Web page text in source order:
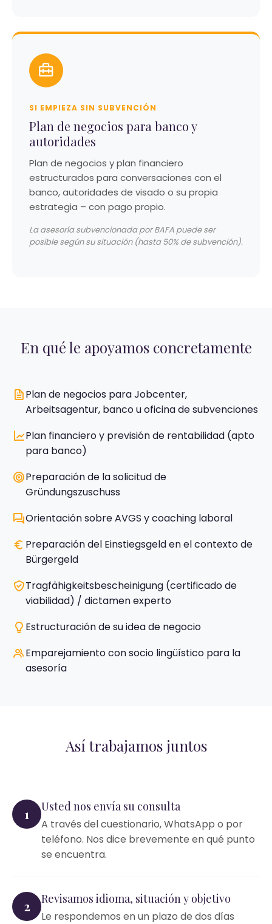
SI EMPIEZA SIN SUBVENCIÓN
Plan de negocios para banco y
autoridades
Plan de negocios y plan financiero
estructurados para conversaciones con el
banco, autoridades de visado o su propia
estrategia – con pago propio.
La asesoría subvencionada por BAFA puede ser
posible según su situación (hasta 50% de subvención).
En qué le apoyamos concretamente
Plan de negocios para Jobcenter,
Arbeitsagentur, banco u oficina de subvenciones
Plan financiero y previsión de rentabilidad (apto
para banco)
Preparación de la solicitud de
Gründungszuschuss
Orientación sobre AVGS y coaching laboral
Preparación del Einstiegsgeld en el contexto de
Bürgergeld
Tragfähigkeitsbescheinigung (certificado de
viabilidad) / dictamen experto
Estructuración de su idea de negocio
Emparejamiento con socio lingüístico para la
asesoría
Así trabajamos juntos
1 Usted nos envía su consulta
A través del cuestionario, WhatsApp o por
teléfono. Nos dice brevemente en qué punto
se encuentra.
2 Revisamos idioma, situación y objetivo
Le respondemos en un plazo de dos días